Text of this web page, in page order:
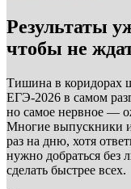
Результаты
чтобы не
Тишина в коридорах
ЕГЭ-2026 в самом
но самое нервное —
Многие выпускники
раз на дню, хотя
нужно добраться без
сделать быстрее всех.